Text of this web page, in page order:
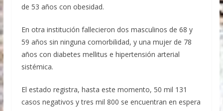
de 53 años con obesidad.
En otra institución fallecieron dos masculinos de 68 y
59 años sin ninguna comorbilidad, y una mujer de 78
años con diabetes mellitus e hipertensión arterial
sistémica.
El estado registra, hasta este momento, 50 mil 131
casos negativos y tres mil 800 se encuentran en espera